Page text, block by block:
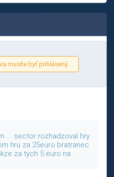
musíte byť prihlásený.
... sector rozhadzoval hry
hru za 25euro bratranec
za tych 5 euro na